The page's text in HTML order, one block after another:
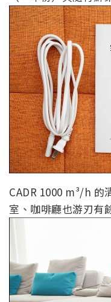
CADR 1000 m³/h 的
室、咖啡廳也游刃有